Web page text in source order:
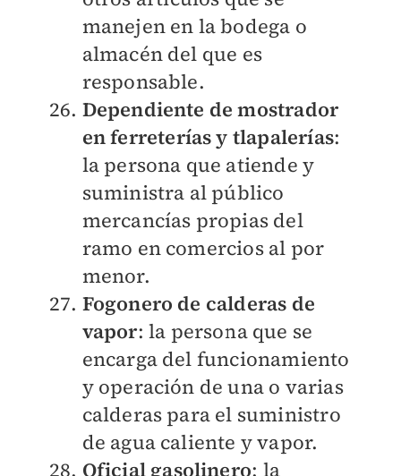
manejen en la bodega o
almacén del que es
responsable.
Dependiente de mostrador
en ferreterías y tlapalerías:
la persona que atiende y
suministra al público
mercancías propias del
ramo en comercios al por
menor.
Fogonero de calderas de
vapor: la persona que se
encarga del funcionamiento
y operación de una o varias
calderas para el suministro
de agua caliente y vapor.
Oficial gasolinero: la